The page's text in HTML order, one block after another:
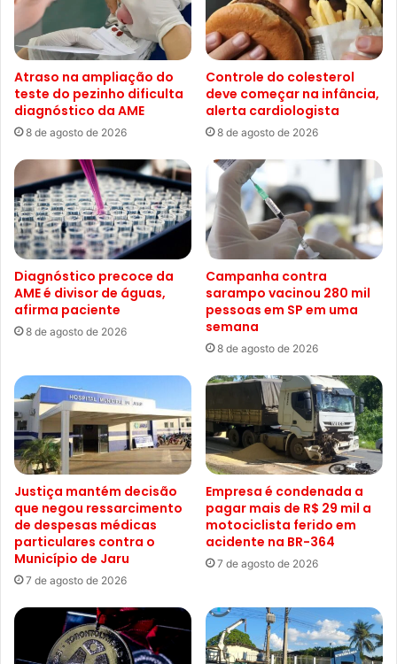
Atraso na ampliação do
teste do pezinho dificulta
diagnóstico da AME
8 de agosto de 2026
Controle do colesterol
deve começar na infância,
alerta cardiologista
8 de agosto de 2026
Diagnóstico precoce da
AME é divisor de águas,
afirma paciente
8 de agosto de 2026
Campanha contra
sarampo vacinou 280 mil
pessoas em SP em uma
semana
8 de agosto de 2026
Justiça mantém decisão
que negou ressarcimento
de despesas médicas
particulares contra o
Município de Jaru
7 de agosto de 2026
Empresa é condenada a
pagar mais de R$ 29 mil a
motociclista ferido em
acidente na BR-364
7 de agosto de 2026